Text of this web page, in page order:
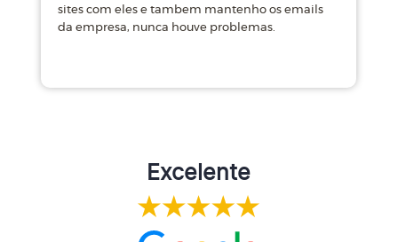
sites com eles e tambem mantenho os emails
da empresa, nunca houve problemas.
Excelente